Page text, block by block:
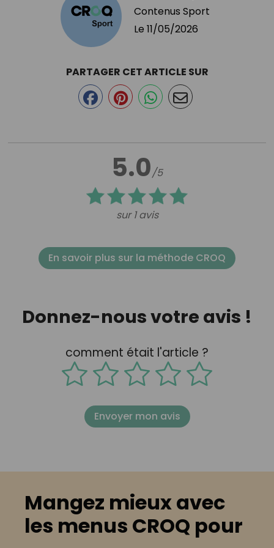
Contenus Sport
Le 11/05/2026
5.0/5
sur 1 avis
PARTAGER CET ARTICLE SUR
En savoir plus sur la méthode CROQ
Donnez-nous votre avis !
comment était l'article ?
Envoyer mon avis
Mangez mieux avec
les menus CROQ pour